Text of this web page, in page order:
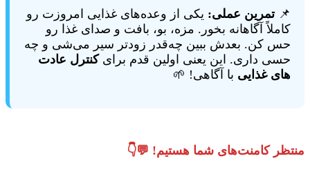
📌تمرین عملی: یکی از وعده‌های غذایی امروزت رو
کاملاً آگاهانه بخور. مزه، بو، بافت و صدای غذا رو
حس کن. بعدش ببین چه‌قدر زودتر سیر می‌شی و چه
حسی داری. این یعنی اولین قدم برایکنترل عادت
های غذایی با آگاهی! 🌱
منتظر کامنت‌های شما هستیم! 💬👇